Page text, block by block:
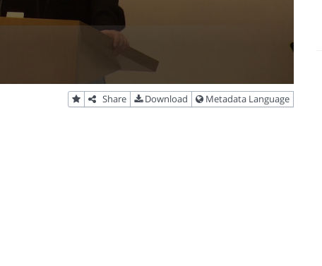
Share Download Metadata Language